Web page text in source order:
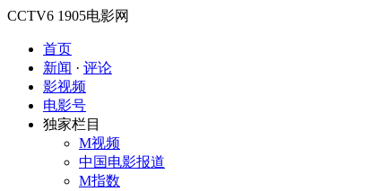
CCTV6 1905电影网
首页
新闻 · 评论
影视频
电影号
独家栏目
M视频
中国电影报道
M指数